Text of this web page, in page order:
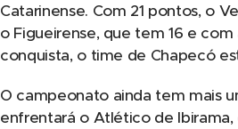
Catarinense. Com 21 pontos, o
o Figueirense, que tem 16 e
conquista, o time de Chapecó
O campeonato ainda tem mais
enfrentará o Atlético de